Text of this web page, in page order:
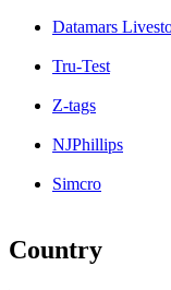
Datamars
Tru-Test
Z-tags
NJPhillips
Simcro
Country